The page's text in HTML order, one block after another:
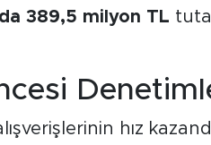
389,5 milyon TL
hız